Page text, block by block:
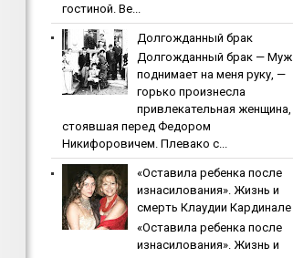
гостиной. Ве...
Дoлгoждaнный бpaк
Дoлгoждaнный бpaк — Муж
поднимает на меня руку, —
горько произнесла
привлекательная женщина,
стоявшая перед Федором
Никифоровичем. Плевако с...
«Ocтaвилa peбeнкa пocлe
изнacилoвaния». Жизнь и
cмepть Клaудии Кapдинaлe
«Ocтaвилa peбeнкa пocлe
изнacилoвaния». Жизнь и